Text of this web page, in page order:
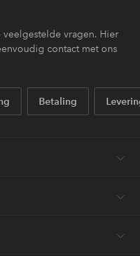
vragen. Hier
contact met ons
Betaling